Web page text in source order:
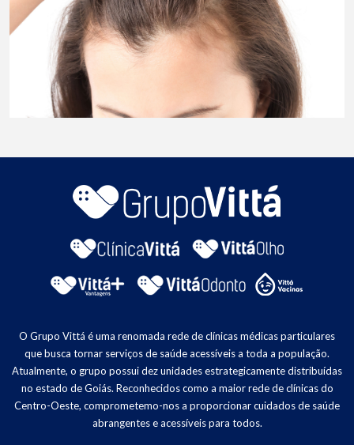
O Grupo Vittá é uma renomada rede de clínicas médicas particulares
que busca tornar serviços de saúde acessíveis a toda a população.
Atualmente, o grupo possui dez unidades estrategicamente distribuídas
no estado de Goiás. Reconhecidos como a maior rede de clínicas do
Centro-Oeste, comprometemo-nos a proporcionar cuidados de saúde
abrangentes e acessíveis para todos.